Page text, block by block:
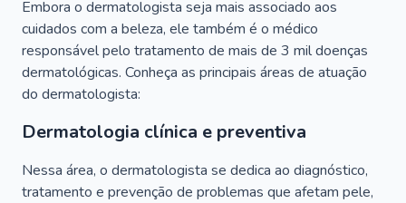
Embora o dermatologista seja mais associado aos
cuidados com a beleza, ele também é o médico
responsável pelo tratamento de mais de 3 mil doenças
dermatológicas. Conheça as principais áreas de atuação
do dermatologista:
Dermatologia clínica e preventiva
Nessa área, o dermatologista se dedica ao diagnóstico,
tratamento e prevenção de problemas que afetam pele,